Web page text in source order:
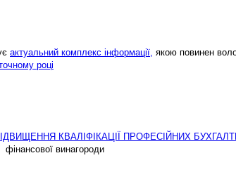
актуальний комплекс інформації, якою повинен
році
КВАЛІФІКАЦІЇ ПРОФЕСІЙНИХ
винагороди